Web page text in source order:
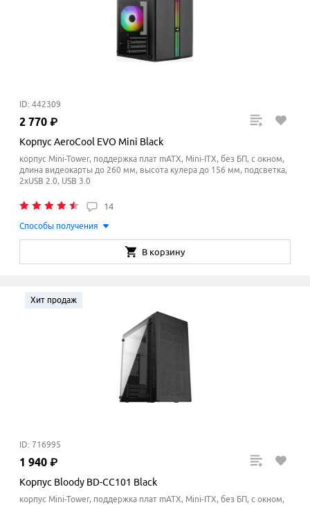
ID: 442309
2 770 ₽
Корпус AeroCool EVO Mini Black
корпус Mini-Tower, поддержка плат mATX, Mini-ITX, без БП, с окном,
длина видеокарты до 260 мм, высота кулера до 156 мм, подсветка,
2xUSB 2.0, USB 3.0
14
Способы получения
В корзину
Хит продаж
ID: 716995
1 940 ₽
Корпус Bloody BD-CC101 Black
корпус Mini-Tower, поддержка плат mATX, Mini-ITX, без БП, с окном,